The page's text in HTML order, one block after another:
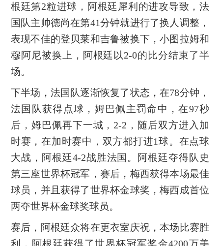
根廷第2粒进球，阿根廷犀利的进攻导致，法
国队主帅德尚在第41分钟就进行了换人调整，
表现不佳的登贝莱和吉鲁被换下，小图拉姆和
穆阿尼被换上，阿根廷以2-0的比分结束了半
场。
下半场，法国队逐渐恢复了状态，在78分钟，
法国队获得点球，姆巴佩主罚命中，在97秒
后，姆巴佩再下一城，2-2，随后双方进入加
时赛，在加时赛中，双方都打进1球。在点球
大战，阿根廷4-2战胜法国。阿根廷夺得队史
第三座世界杯冠军，赛后，梅西获得本场最佳
球员，并且获得了世界杯金球奖，梅西成首位
两夺世界杯金球奖球员。
赛后，阿根廷众将在更衣室庆祝，本场比赛胜
利，阿根廷获得了世界杯冠军奖金4200万美